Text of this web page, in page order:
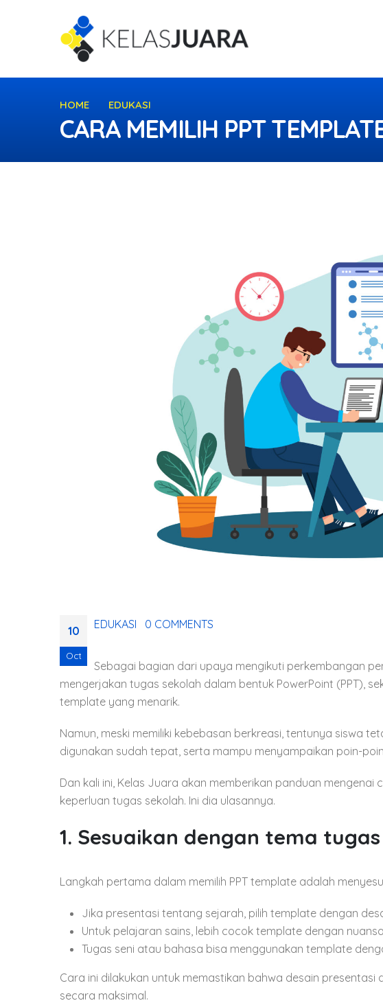
HOME EDUKASI
CARA MEMILIH PPT
10
Oct
EDUKASI 0 COMMENTS
Sebagai bagian dari upaya mengikuti perkembangan
mengerjakan tugas sekolah dalam bentuk PowerPoint (PPT),
template yang menarik.
Namun, meski memiliki kebebasan berkreasi, tentunya siswa
digunakan sudah tepat, serta mampu menyampaikan poin-
Dan kali ini, Kelas Juara akan memberikan panduan mengenai
keperluan tugas sekolah. Ini dia ulasannya.
1. Sesuaikan dengan tema tugas
Langkah pertama dalam memilih PPT template adalah
Jika presentasi tentang sejarah, pilih template dengan
Untuk pelajaran sains, lebih cocok template dengan
Tugas seni atau bahasa bisa menggunakan template
Cara ini dilakukan untuk memastikan bahwa desain
secara maksimal.